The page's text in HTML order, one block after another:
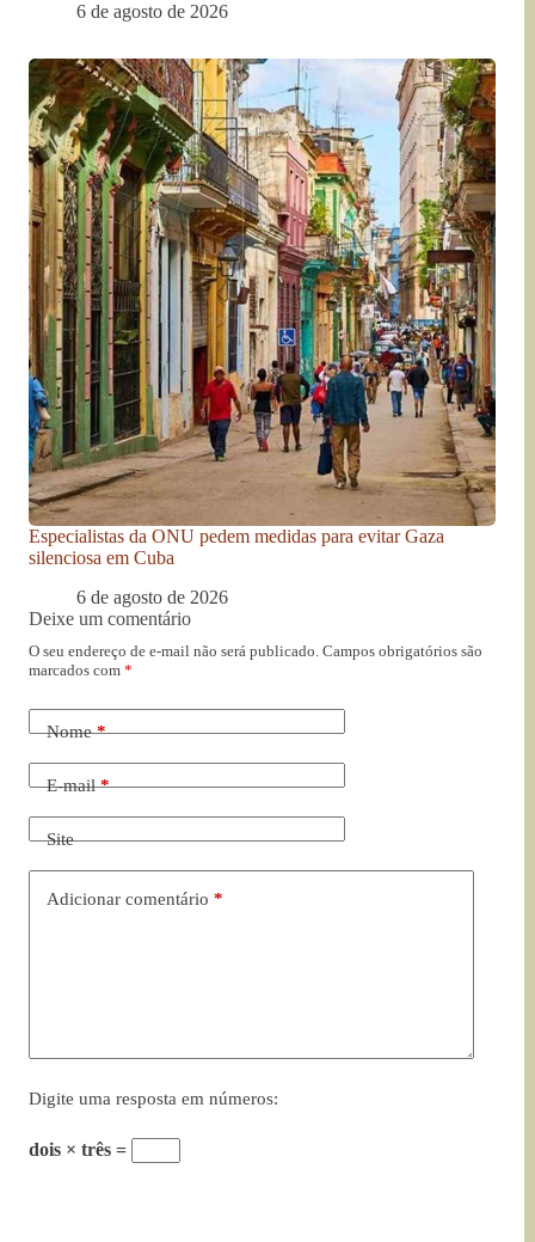
6 de agosto de 2026
Especialistas da ONU pedem medidas para evitar Gaza
silenciosa em Cuba
6 de agosto de 2026
Deixe um comentário
O seu endereço de e-mail não será publicado. Campos obrigatórios são
marcados com *
Nome*
E-mail*
Site
Adicionar comentário *
Digite uma resposta em números:
dois × três =